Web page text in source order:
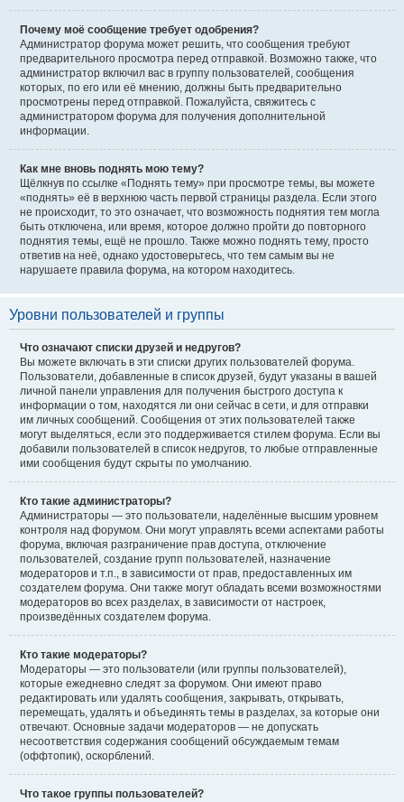
Почему моё сообщение требует одобрения?
Администратор форума может решить, что сообщения требуют
предварительного просмотра перед отправкой. Возможно также, что
администратор включил вас в группу пользователей, сообщения
которых, по его или её мнению, должны быть предварительно
просмотрены перед отправкой. Пожалуйста, свяжитесь с
администратором форума для получения дополнительной
информации.
Как мне вновь поднять мою тему?
Щёлкнув по ссылке «Поднять тему» при просмотре темы, вы можете
«поднять» её в верхнюю часть первой страницы раздела. Если этого
не происходит, то это означает, что возможность поднятия тем могла
быть отключена, или время, которое должно пройти до повторного
поднятия темы, ещё не прошло. Также можно поднять тему, просто
ответив на неё, однако удостоверьтесь, что тем самым вы не
нарушаете правила форума, на котором находитесь.
Уровни пользователей и группы
Что означают списки друзей и недругов?
Вы можете включать в эти списки других пользователей форума.
Пользователи, добавленные в список друзей, будут указаны в вашей
личной панели управления для получения быстрого доступа к
информации о том, находятся ли они сейчас в сети, и для отправки
им личных сообщений. Сообщения от этих пользователей также
могут выделяться, если это поддерживается стилем форума. Если вы
добавили пользователей в список недругов, то любые отправленные
ими сообщения будут скрыты по умолчанию.
Кто такие администраторы?
Администраторы — это пользователи, наделённые высшим уровнем
контроля над форумом. Они могут управлять всеми аспектами работы
форума, включая разграничение прав доступа, отключение
пользователей, создание групп пользователей, назначение
модераторов и т.п., в зависимости от прав, предоставленных им
создателем форума. Они также могут обладать всеми возможностями
модераторов во всех разделах, в зависимости от настроек,
произведённых создателем форума.
Кто такие модераторы?
Модераторы — это пользователи (или группы пользователей),
которые ежедневно следят за форумом. Они имеют право
редактировать или удалять сообщения, закрывать, открывать,
перемещать, удалять и объединять темы в разделах, за которые они
отвечают. Основные задачи модераторов — не допускать
несоответствия содержания сообщений обсуждаемым темам
(оффтопик), оскорблений.
Что такое группы пользователей?